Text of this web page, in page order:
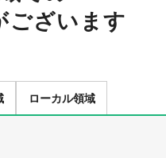
ございます
ローカル領域